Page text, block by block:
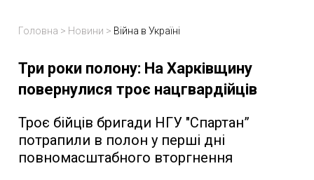
Головна > Новини > Війна в Україні
Три роки полону: На Харківщину
повернулися троє нацгвардійців
Троє бійців бригади НГУ "Спартан”
потрапили в полон у перші дні
повномасштабного вторгнення